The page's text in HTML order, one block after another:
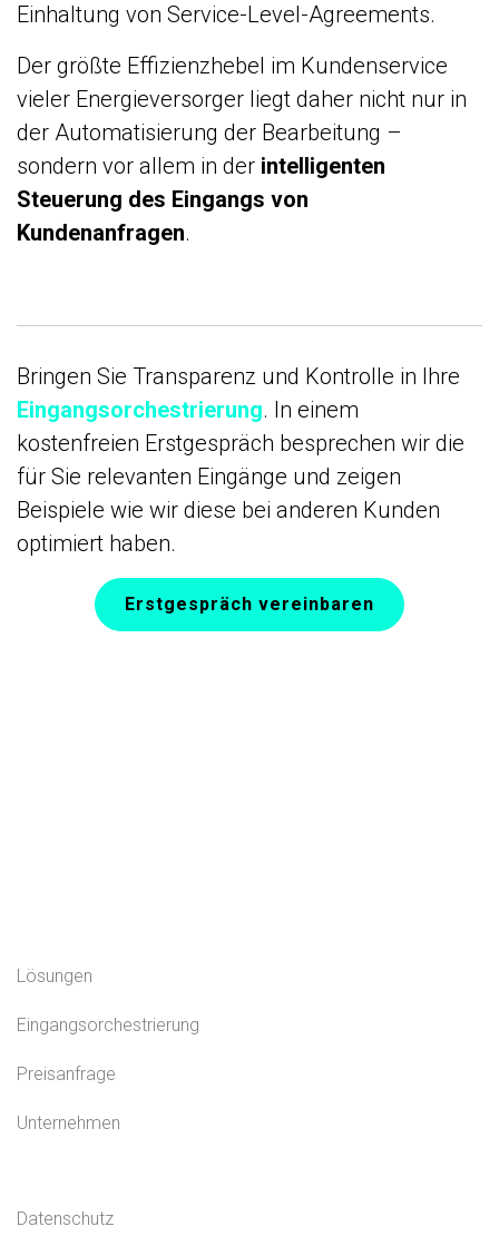
Einhaltung von Service-Level-Agreements.
Der größte Effizienzhebel im Kundenservice
vieler Energieversorger liegt daher nicht nur in
der Automatisierung der Bearbeitung –
sondern vor allem in der intelligenten
Steuerung des Eingangs von
Kundenanfragen.
Bringen Sie Transparenz und Kontrolle in Ihre
Eingangsorchestrierung. In einem
kostenfreien Erstgespräch besprechen wir die
für Sie relevanten Eingänge und zeigen
Beispiele wie wir diese bei anderen Kunden
optimiert haben.
Erstgespräch vereinbaren
Lösungen
Eingangsorchestrierung
Preisanfrage
Unternehmen
Datenschutz